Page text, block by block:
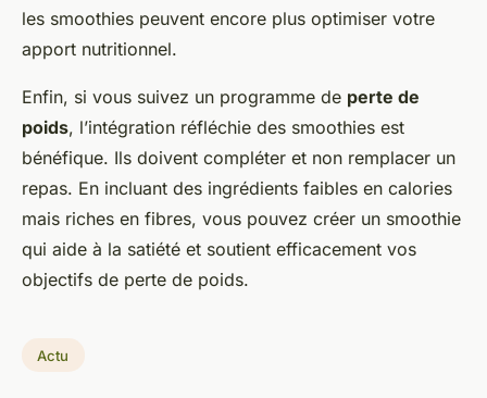
les smoothies peuvent encore plus optimiser votre
apport nutritionnel.
Enfin, si vous suivez un programme de perte de
poids, l’intégration réfléchie des smoothies est
bénéfique. Ils doivent compléter et non remplacer un
repas. En incluant des ingrédients faibles en calories
mais riches en fibres, vous pouvez créer un smoothie
qui aide à la satiété et soutient efficacement vos
objectifs de perte de poids.
Actu